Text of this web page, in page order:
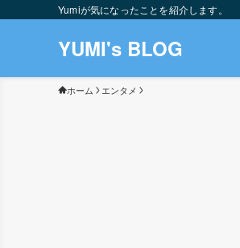
Yumiが気になったことを紹介します。
YUMI's BLOG
ホーム エンタメ